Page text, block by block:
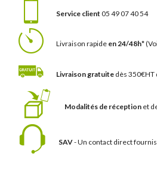
Service client 05 49 07 40 54
Livraison rapide en 24/48h*
Livraison gratuite dès 350€HT
Modalités de réception et
SAV- Un contact direct